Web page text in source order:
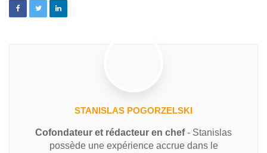
STANISLAS POGORZELSKI
Cofondateur et rédacteur en chef- Stanislas
possède une expérience accrue dans le